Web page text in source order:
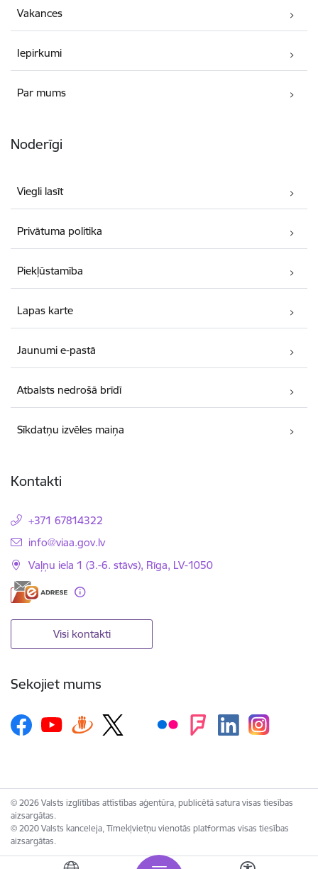
Vakances
Iepirkumi
Par mums
Noderīgi
Viegli lasīt
Privātuma politika
Piekļūstamība
Lapas karte
Jaunumi e-pastā
Atbalsts nedrošā brīdī
Sīkdatņu izvēles maiņa
Kontakti
+371 67814322
E-pasts:
info@viaa.gov.lv
Vaļņu iela 1 (3.-6. stāvs), Rīga, LV-1050
Visi kontakti
Sekojiet mums
© 2026 Valsts izglītības attīstības aģentūra, publicētā satura visas tiesības
aizsargātas.
© 2020 Valsts kanceleja, Tīmekļvietņu vienotās platformas visas tiesības
aizsargātas.